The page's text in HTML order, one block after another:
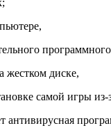
жестком диске,
самой игры из-
антивирусная